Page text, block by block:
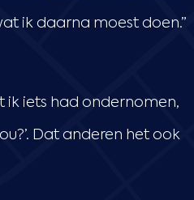
ik daarna moest doen.”
ik iets had ondernomen,
Dat anderen het ook